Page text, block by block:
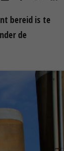
bereid is te
de